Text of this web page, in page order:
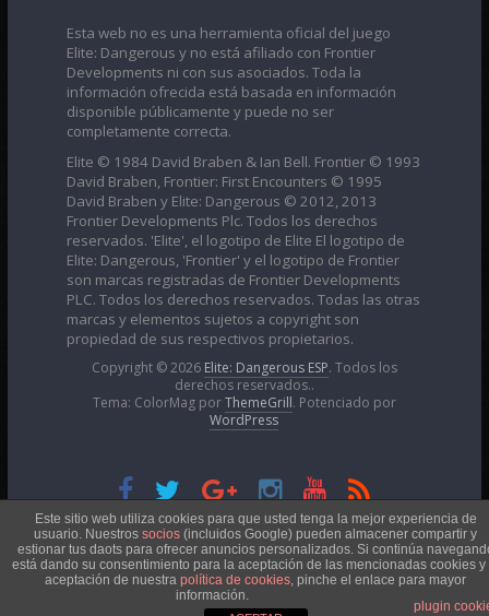
Esta web no es una herramienta oficial del juego
Elite: Dangerous y no está afiliado con Frontier
Developments ni con sus asociados. Toda la
información ofrecida está basada en información
disponible públicamente y puede no ser
completamente correcta.
Elite © 1984 David Braben & Ian Bell. Frontier © 1993
David Braben, Frontier: First Encounters © 1995
David Braben y Elite: Dangerous © 2012, 2013
Frontier Developments Plc. Todos los derechos
reservados. 'Elite', el logotipo de Elite El logotipo de
Elite: Dangerous, 'Frontier' y el logotipo de Frontier
son marcas registradas de Frontier Developments
PLC. Todos los derechos reservados. Todas las otras
marcas y elementos sujetos a copyright son
propiedad de sus respectivos propietarios.
Copyright © 2026 Elite: Dangerous ESP. Todos los
derechos reservados..
Tema: ColorMag porThemeGrill. Potenciado por
WordPress
Esta obra está bajo unaLicencia Creative Commons
Atribución-NoComercial 4.0 Internacional
Este sitio web utiliza cookies para que usted tenga la mejor experiencia de
usuario. Nuestros socios (incluidos Google) pueden almacener compartir y
estionar tus daots para ofrecer anuncios personalizados. Si continúa
está dando su consentimiento para la aceptación de las mencionadas cookies y
aceptación de nuestra política de cookies, pinche el enlace para mayor
información.
plugin